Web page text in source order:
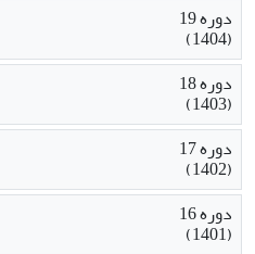
دوره 19
(1404)
دوره 18
(1403)
دوره 17
(1402)
دوره 16
(1401)